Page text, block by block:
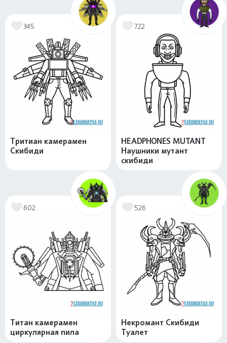
345
Тритиан камерамен
Скибиди
722
HEADPHONES MUTANT
Наушники мутант
скибиди
602
Титан камерамен
циркулярная пила
526
Некромант Скибиди
Туалет